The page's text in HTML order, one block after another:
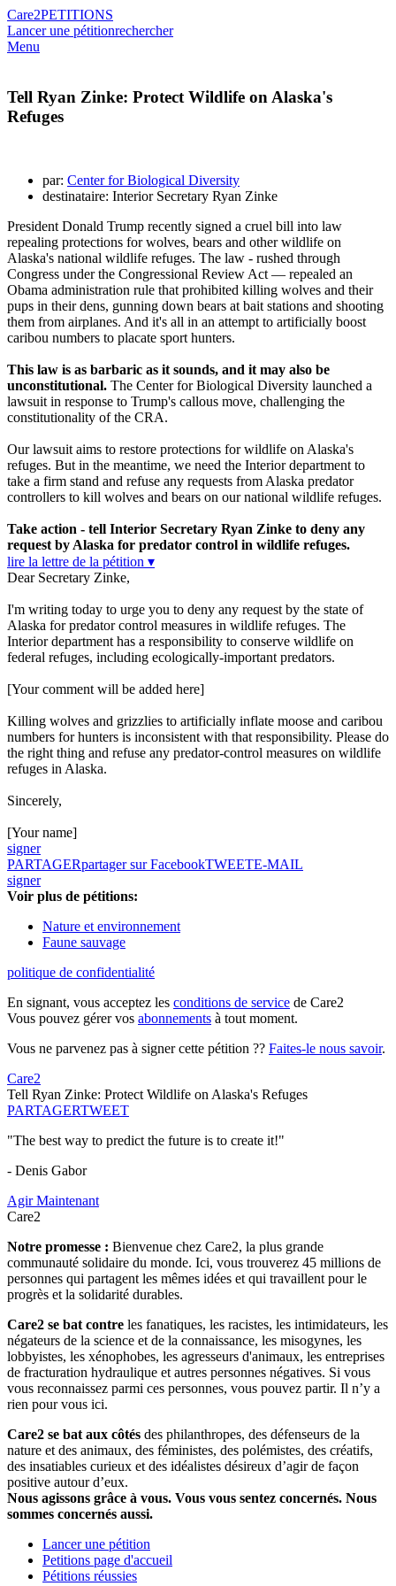
Care2PETITIONS
Lancer une pétitionrechercher
Menu
Tell Ryan Zinke: Protect Wildlife on Alaska's
Refuges
par: Center for Biological Diversity
destinataire: Interior Secretary Ryan Zinke
President Donald Trump recently signed a cruel bill into law
repealing protections for wolves, bears and other wildlife on
Alaska's national wildlife refuges. The law - rushed through
Congress under the Congressional Review Act — repealed an
Obama administration rule that prohibited killing wolves and their
pups in their dens, gunning down bears at bait stations and shooting
them from airplanes. And it's all in an attempt to artificially boost
caribou numbers to placate sport hunters.
This law is as barbaric as it sounds, and it may also be
unconstitutional. The Center for Biological Diversity launched a
lawsuit in response to Trump's callous move, challenging the
constitutionality of the CRA.
Our lawsuit aims to restore protections for wildlife on Alaska's
refuges. But in the meantime, we need the Interior department to
take a firm stand and refuse any requests from Alaska predator
controllers to kill wolves and bears on our national wildlife refuges.
Take action - tell Interior Secretary Ryan Zinke to deny any
request by Alaska for predator control in wildlife refuges.
lire la lettre de la pétition ▾
Dear Secretary Zinke,
I'm writing today to urge you to deny any request by the state of
Alaska for predator control measures in wildlife refuges. The
Interior department has a responsibility to conserve wildlife on
federal refuges, including ecologically-important predators.
[Your comment will be added here]
Killing wolves and grizzlies to artificially inflate moose and caribou
numbers for hunters is inconsistent with that responsibility. Please do
the right thing and refuse any predator-control measures on wildlife
refuges in Alaska.
Sincerely,
[Your name]
signer
PARTAGERpartager sur FacebookTWEETE-MAIL
signer
Voir plus de pétitions:
Nature et environnement
Faune sauvage
politique de confidentialité
En signant, vous acceptez les conditions de service de Care2
Vous pouvez gérer vos abonnements à tout moment.
Vous ne parvenez pas à signer cette pétition ?? Faites-le nous savoir.
Care2
Tell Ryan Zinke: Protect Wildlife on Alaska's Refuges
PARTAGERTWEET
"The best way to predict the future is to create it!"
- Denis Gabor
Agir Maintenant
Care2
Notre promesse : Bienvenue chez Care2, la plus grande
communauté solidaire du monde. Ici, vous trouverez 45 millions de
personnes qui partagent les mêmes idées et qui travaillent pour le
progrès et la solidarité durables.
Care2 se bat contre les fanatiques, les racistes, les intimidateurs, les
négateurs de la science et de la connaissance, les misogynes, les
lobbyistes, les xénophobes, les agresseurs d'animaux, les entreprises
de fracturation hydraulique et autres personnes négatives. Si vous
vous reconnaissez parmi ces personnes, vous pouvez partir. Il n’y a
rien pour vous ici.
Care2 se bat aux côtés des philanthropes, des défenseurs de la
nature et des animaux, des féministes, des polémistes, des créatifs,
des insatiables curieux et des idéalistes désireux d’agir de façon
positive autour d’eux.
Nous agissons grâce à vous. Vous vous sentez concernés. Nous
sommes concernés aussi.
Lancer une pétition
Petitions page d'accueil
Pétitions réussies